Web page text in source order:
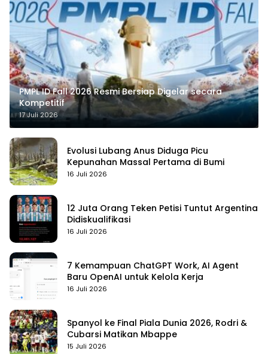
PMPL ID Fall 2026 Resmi Bersiap Digelar secara
Kompetitif
17 Juli 2026
Evolusi Lubang Anus Diduga Picu
Kepunahan Massal Pertama di Bumi
16 Juli 2026
12 Juta Orang Teken Petisi Tuntut Argentina
Didiskualifikasi
16 Juli 2026
7 Kemampuan ChatGPT Work, AI Agent
Baru OpenAI untuk Kelola Kerja
16 Juli 2026
Spanyol ke Final Piala Dunia 2026, Rodri &
Cubarsi Matikan Mbappe
15 Juli 2026